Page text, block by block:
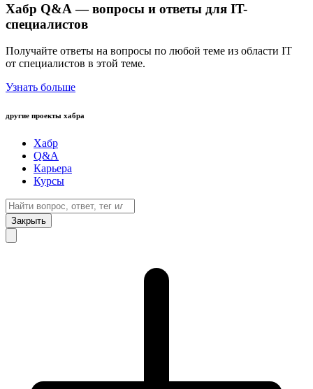
Хабр Q&A — вопросы и ответы для IT-
специалистов
Получайте ответы на вопросы по любой теме из области IT
от специалистов в этой теме.
Узнать больше
другие проекты хабра
Хабр
Q&A
Карьера
Курсы
Закрыть